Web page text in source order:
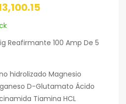
3,100.15
Reafirmante 100 Amp De 5
hidrolizado Magnesio
D-Glutamato Ácido
Tiamina HCL